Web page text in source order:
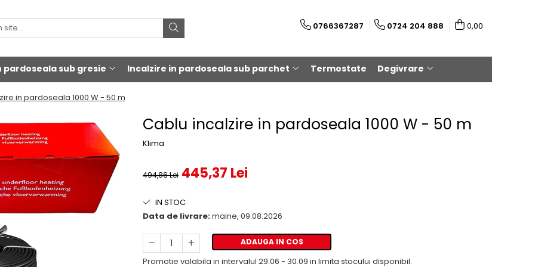
0766367287 0724 204 888 0,00
pardoseala sub gresie Incalzire in pardoseala sub parchet Termostate Degivrare
in pardoseala 1000 W - 50 m
Cablu incalzire in pardoseala 1000 W - 50 m
Klima
494,86 Lei 445,37 Lei
IN STOC
Data de livrare:maine, 09.08.2026
ADAUGA IN COS
Promotie valabila in intervalul 29.06 - 30.09 in limita stocului disponibil.